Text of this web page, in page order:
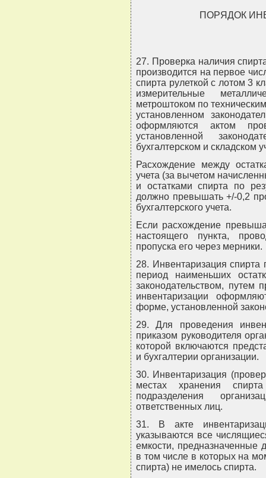
ПОРЯДОК
27. Проверка наличия
производится на первое
спирта рулеткой с лотом 3
измерительные
метроштоком по
установленном
оформляются актом
установленной
бухгалтерском и складском
Расхождение между
учета (за вычетом
и остатками спирта по
должно превышать +/-0,2
бухгалтерского учета.
Если расхождение
настоящего пункта,
пропуска его через мерники.
28. Инвентаризация спирта
период наименьших
законодательством, путем
инвентаризации
форме, установленной
29. Для проведения
приказом руководителя
которой включаются
и бухгалтерии организации.
30. Инвентаризация
местах хранения
подразделения
ответственных лиц.
31. В акте
указываются все
емкости, предназначенные
в том числе в которых на
спирта) не имелось спирта.